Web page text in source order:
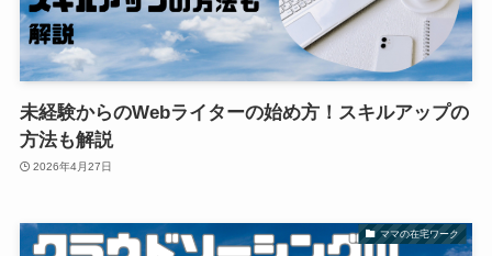
未経験からのWebライターの始め方！スキルアップの
方法も解説
2026年4月27日
ママの在宅ワーク